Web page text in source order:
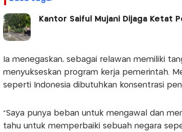
Kantor Saiful Mujani Dijaga Ketat
Ia menegaskan, sebagai relawan memiliki
menyukseskan program kerja pemerintah.
seperti Indonesia dibutuhkan konsentrasi
"Saya punya beban untuk mengawal dan
tahu untuk memperbaiki sebuah negara